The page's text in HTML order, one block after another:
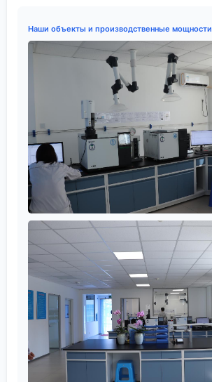
Наши объекты и производственные мощности